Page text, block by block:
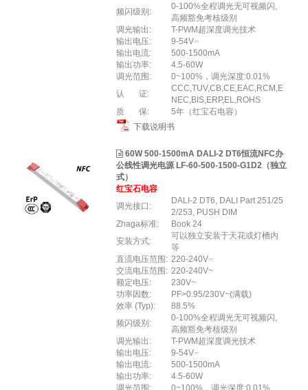
频闪级别:
0-100%全程调光无可视频闪,
高频豁免考核级别
调光输出:
T-PWM超深度调光技术
输出电压:
9-54V⎓
输出电流:
500-1500mA
输出功率:
4.5-60W
调光范围:
0~100%，调光深度:0.01%
认 证:
CCC,TUV,CB,CE,EAC,RCM,E
NEC,BIS,ERP,EL,ROHS
质 保:
5年（红宝石电容）
下载说明书
60W 500-1500mA DALI-2 DT6恒流NFC办
公线性调光电源 LF-60-500-1500-G1D2（独立
式）
红宝石电容
调光接口:
DALI-2 DT6, DALI Part 251/25
2/253, PUSH DIM
Zhaga标准:
Book 24
安装方式:
可以独立安装于天花或灯槽内
等
直流电压范围: 220-240V⎓
交流电压范围: 220-240V~
额定电压:
230V~
功率因数:
PF>0.95/230V~(满载)
效率 (Typ):
88.5%
频闪级别:
0-100%全程调光无可视频闪,
高频豁免考核级别
调光输出:
T-PWM超深度调光技术
输出电压:
9-54V⎓
输出电流:
500-1500mA
输出功率:
4.5-60W
调光范围:
0~100%，调光深度:0.01%